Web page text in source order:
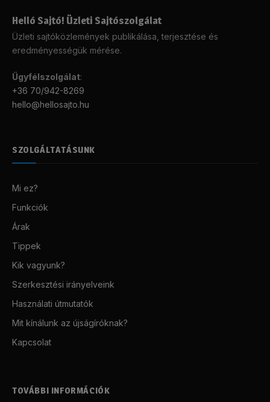
Helló Sajtó! Üzleti Sajtószolgálat
Üzleti sajtóközlemények publikálása, terjesztése és
eredményességük mérése.
Ügyfélszolgálat:
+36 70/942-8269
hello@hellosajto.hu
SZOLGÁLTATÁSUNK
Mi ez?
Funkciók
Árak
Tippek
Kik vagyunk?
Szerkesztési irányelveink
Használati útmutatók
Mit kínálunk az újságíróknak?
Kapcsolat
TOVÁBBI INFORMÁCIÓK